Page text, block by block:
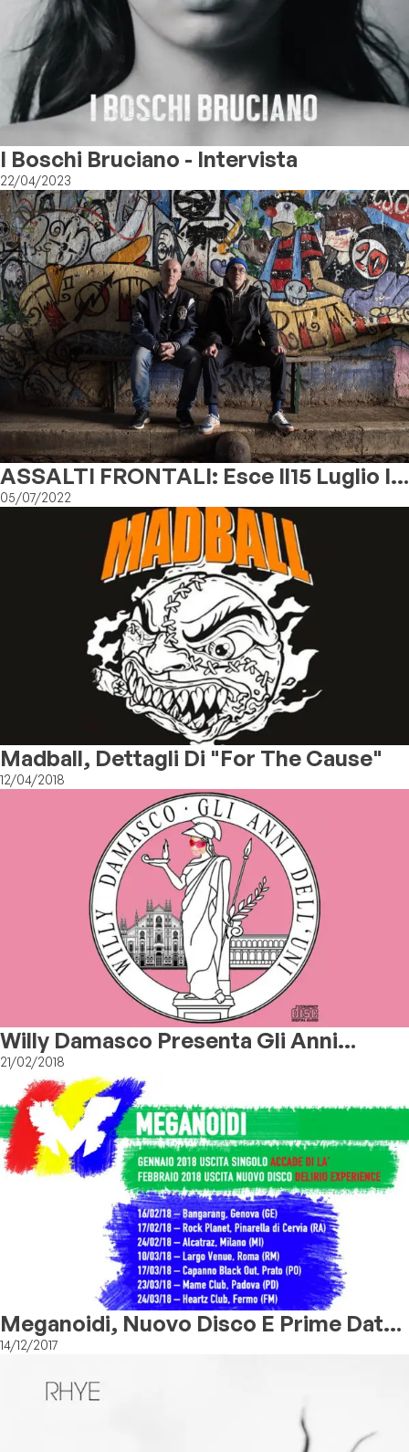
I Boschi Bruciano - Intervista
22/04/2023
ASSALTI FRONTALI: Esce Il15 Luglio Il
Nuovo Disco "COURAGE"
05/07/2022
Madball, Dettagli Di "For The Cause"
12/04/2018
Willy Damasco Presenta Gli Anni
Dell'Uni
21/02/2018
Meganoidi, Nuovo Disco E Prime Date
Del Tour
14/12/2017